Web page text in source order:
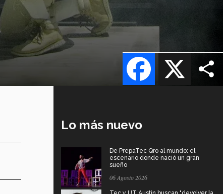
X
Facebook
Lo más nuevo
De PrepaTec Qro al mundo: el
escenario donde nació un gran
sueño
06 Agosto 2026